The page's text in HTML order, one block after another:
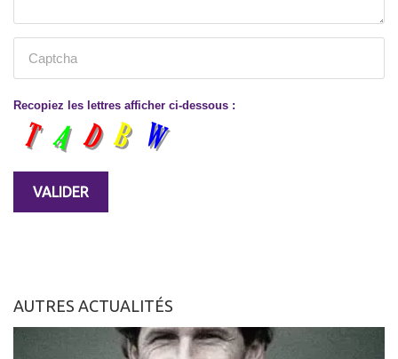
Recopiez les lettres afficher ci-dessous :
AUTRES ACTUALITÉS